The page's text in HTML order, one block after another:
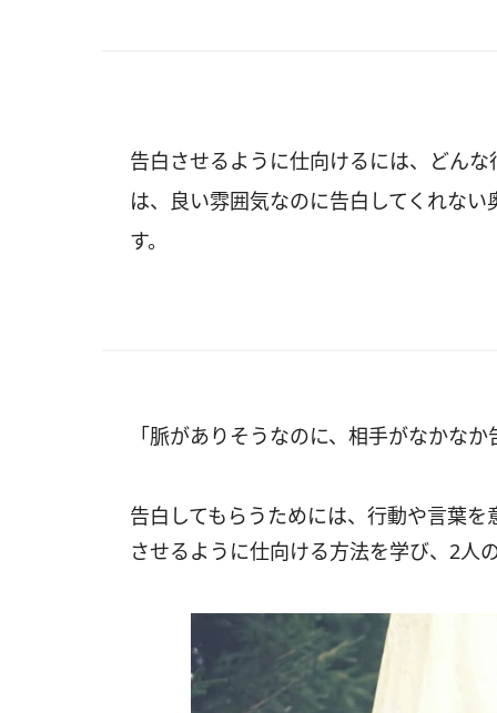
告白させるように仕向けるには、どん
は、良い雰囲気なのに告白してくれな
す。
「脈がありそうなのに、相手がなかな
告白してもらうためには、行動や言葉
させるように仕向ける方法を学び、2人